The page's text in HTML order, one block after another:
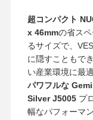
超コンパクト
x 46mmの省ス
るサイズで、
に隠すこともで
い産業環境に最
パワフルな
Silver J5005プ
幅なパフォーマ